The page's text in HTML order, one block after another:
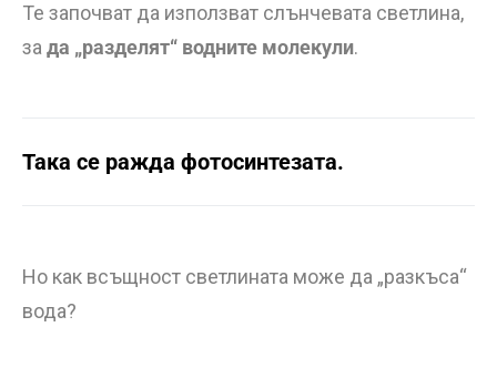
Те започват да използват слънчевата светлина,
за да „разделят“ водните молекули.
Така се ражда фотосинтезата.
Но как всъщност светлината може да „разкъса“
вода?